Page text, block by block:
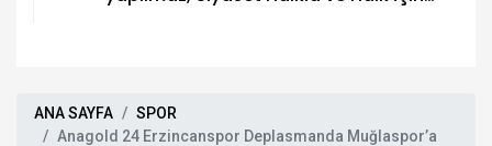
ANA SAYFA
SPOR
Anagold 24 Erzincanspor Deplasmanda Muğlaspor’a